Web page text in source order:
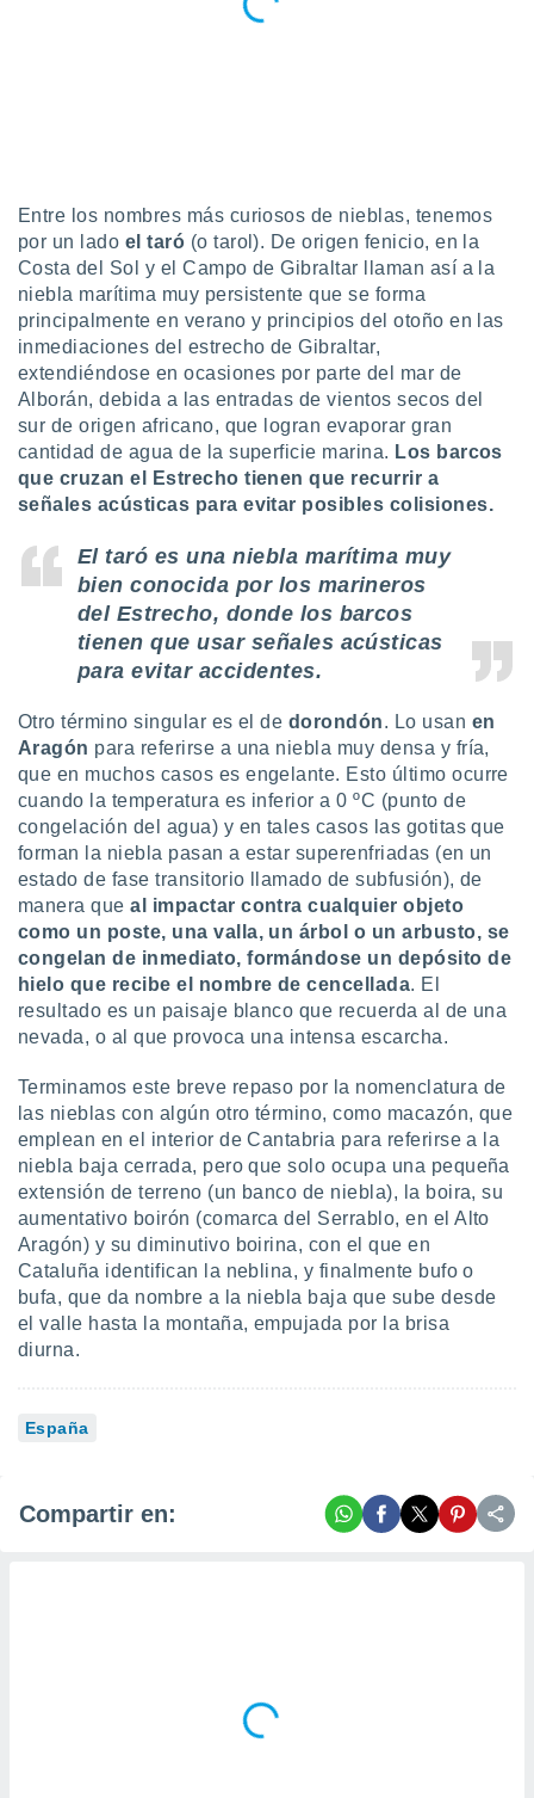
Entre los nombres más curiosos de nieblas, tenemos
por un lado el taró (o tarol). De origen fenicio, en la
Costa del Sol y el Campo de Gibraltar llaman así a la
niebla marítima muy persistente que se forma
principalmente en verano y principios del otoño en las
inmediaciones del estrecho de Gibraltar,
extendiéndose en ocasiones por parte del mar de
Alborán, debida a las entradas de vientos secos del
sur de origen africano, que logran evaporar gran
cantidad de agua de la superficie marina. Los barcos
que cruzan el Estrecho tienen que recurrir a
señales acústicas para evitar posibles colisiones.
El taró es una niebla marítima muy
bien conocida por los marineros
del Estrecho, donde los barcos
tienen que usar señales acústicas
para evitar accidentes.
Otro término singular es el de dorondón. Lo usan en
Aragón para referirse a una niebla muy densa y fría,
que en muchos casos es engelante. Esto último ocurre
cuando la temperatura es inferior a 0 ºC (punto de
congelación del agua) y en tales casos las gotitas que
forman la niebla pasan a estar superenfriadas (en un
estado de fase transitorio llamado de subfusión), de
manera queal impactar contra cualquier objeto
como un poste, una valla, un árbol o un arbusto, se
congelan de inmediato, formándose un depósito de
hielo que recibe el nombre de cencellada. El
resultado es un paisaje blanco que recuerda al de una
nevada, o al que provoca una intensa escarcha.
Terminamos este breve repaso por la nomenclatura de
las nieblas con algún otro término, como macazón, que
emplean en el interior de Cantabria para referirse a la
niebla baja cerrada, pero que solo ocupa una pequeña
extensión de terreno (un banco de niebla), la boira, su
aumentativo boirón (comarca del Serrablo, en el Alto
Aragón) y su diminutivo boirina, con el que en
Cataluña identifican la neblina, y finalmente bufo o
bufa, que da nombre a la niebla baja que sube desde
el valle hasta la montaña, empujada por la brisa
diurna.
España
Compartir en: